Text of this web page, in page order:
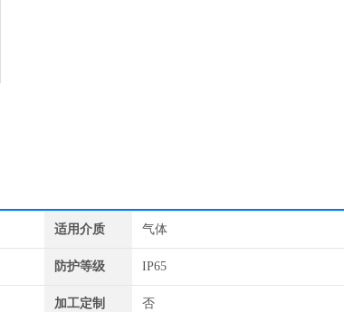
适用介质 气体
防护等级 IP65
加工定制 否